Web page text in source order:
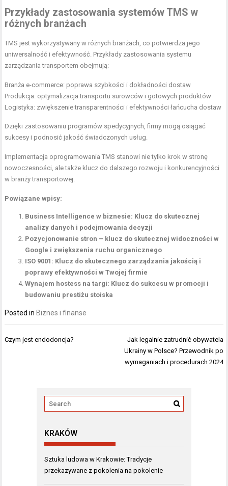
Przykłady zastosowania systemów TMS w
różnych branżach
TMS jest wykorzystywany w różnych branżach, co potwierdza jego
uniwersalność i efektywność. Przykłady zastosowania systemu
zarządzania transportem obejmują:
Branża e-commerce: poprawa szybkości i dokładności dostaw
Produkcja: optymalizacja transportu surowców i gotowych produktów
Logistyka: zwiększenie transparentności i efektywności łańcucha dostaw
Dzięki zastosowaniu programów spedycyjnych, firmy mogą osiągać
sukcesy i podnosić jakość świadczonych usług.
Implementacja oprogramowania TMS stanowi nie tylko krok w stronę
nowoczesności, ale także klucz do dalszego rozwoju i konkurencyjności
w branży transportowej.
Powiązane wpisy:
Business Intelligence w biznesie: Klucz do skutecznej
analizy danych i podejmowania decyzji
Pozycjonowanie stron – klucz do skutecznej widoczności w
Google i zwiększenia ruchu organicznego
ISO 9001: Klucz do skutecznego zarządzania jakością i
poprawy efektywności w Twojej firmie
Wynajem hostess na targi: Klucz do sukcesu w promocji i
budowaniu prestiżu stoiska
Posted in Biznes i finanse
Nawigacja
Czym jest endodoncja?
Jak legalnie zatrudnić obywatela
Ukrainy w Polsce? Przewodnik po
wymaganiach i procedurach 2024
KRAKÓW
Sztuka ludowa w Krakowie: Tradycje
przekazywane z pokolenia na pokolenie